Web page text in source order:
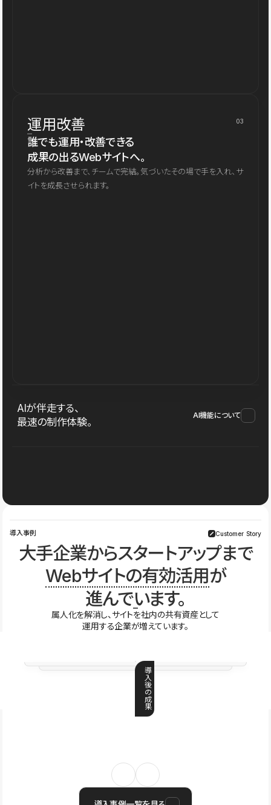
運用改善 03
誰でも運用・改善できる
成果の出るWebサイトへ。
分析から改善まで、チームで完結。気づいたその場で手を入れ、サ
イトを成長させられます。
AIが伴走する、
最速の制作体験。
AI機能について
導入事例 Customer Story
大手企業からスタートアップまで
Webサイトの有効活用が
進んでいます。
属人化を解消し、サイトを社内の共有資産として
運用する企業が増えています。
導
入
後
の
成
果